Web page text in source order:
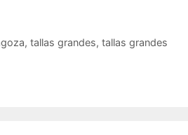
, tallas grandes, tallas grandes